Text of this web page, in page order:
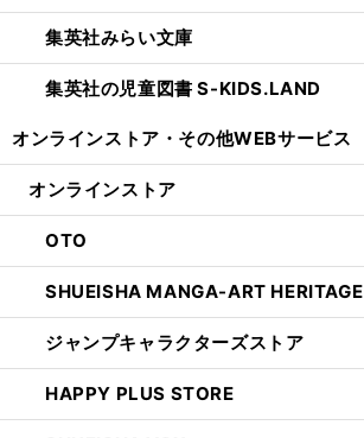
集英社みらい文庫
集英社の児童図書 S-KIDS.LAND
オンラインストア・ その他WEBサービス
オンラインストア
OTO
SHUEISHA MANGA-ART HERITAGE
ジャンプキャラクターズストア
HAPPY PLUS STORE